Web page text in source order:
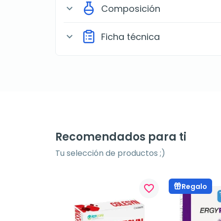
expand_more Composición
expand_more Ficha técnica
Recomendados para ti
Tu selección de productos ;)
favorite_border Regalo